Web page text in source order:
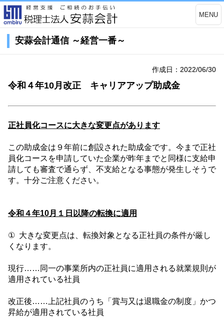
MENU
安蒜会計通信 ～経営一番～
作成日：2022/06/30
令和４年10月改正 キャリアアップ助成金
正社員化コースに大きな変更点があります
この助成金は９ 年前に創設された助成金です。今まで正社
員化コースを申請していた企業が昨年までと同様に支給申
請しても審査で通らず、不支給となる事態が発生しそうで
す。十分ご注意ください。
令和４年10月１日以降の転換に適用
① 大きな変更点は、転換対象となる正社員の条件が厳し
くなります。
現行……同一の事業所内の正社員に適用される就業規則が
適用されている社員
改正後……上記社員のうち「賞与又は退職金の制度」かつ
昇給が適用されている社員